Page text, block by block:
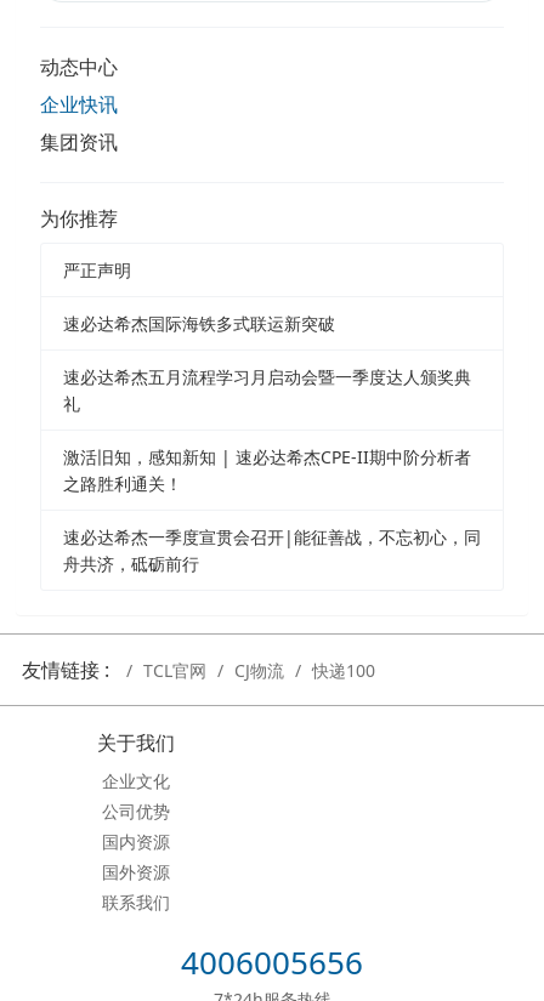
动态中心
企业快讯
集团资讯
为你推荐
严正声明
速必达希杰国际海铁多式联运新突破
速必达希杰五月流程学习月启动会暨一季度达人颁奖典
礼
激活旧知，感知新知 | 速必达希杰CPE-II期中阶分析者
之路胜利通关！
速必达希杰一季度宣贯会召开|能征善战，不忘初心，同
舟共济，砥砺前行
友情链接 : TCL官网 CJ物流 快递100
关于我们
企业文化
公司优势
国内资源
国外资源
联系我们
4006005656